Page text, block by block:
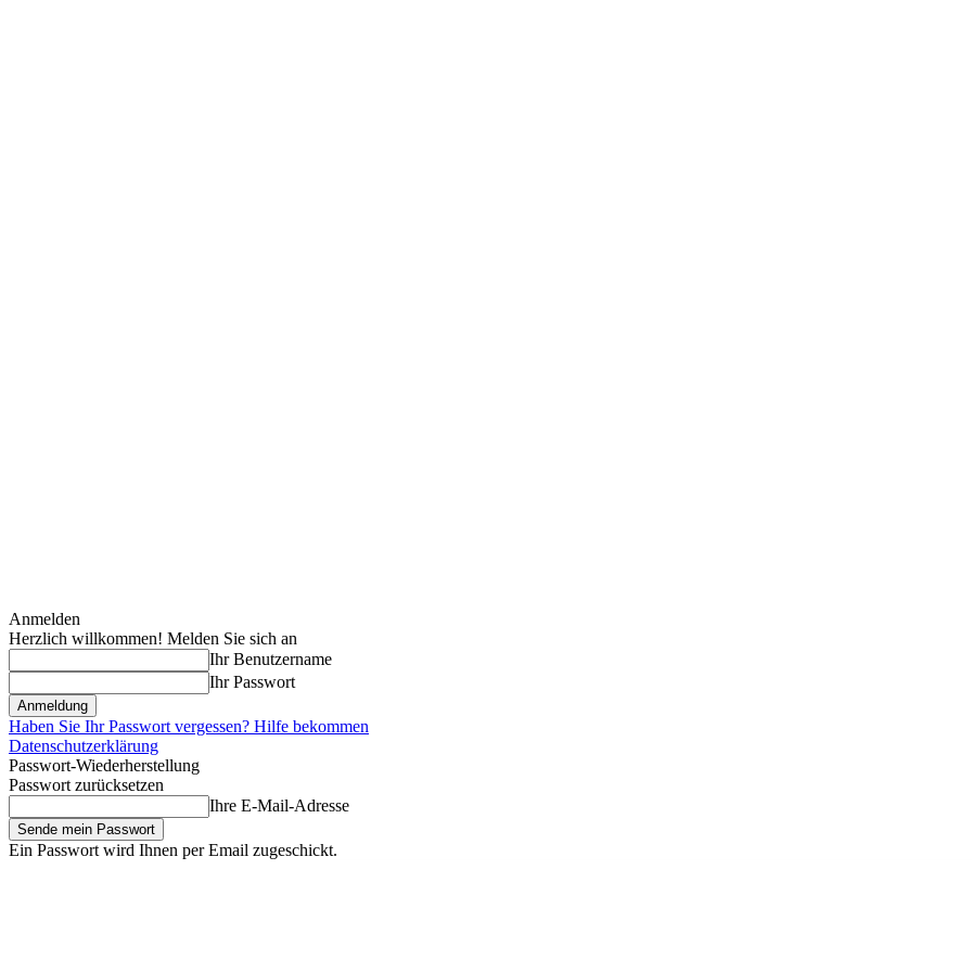
Anmelden
Herzlich willkommen! Melden Sie sich an
Ihr Benutzername
Ihr Passwort
Haben Sie Ihr Passwort vergessen? Hilfe bekommen
Datenschutzerklärung
Passwort-Wiederherstellung
Passwort zurücksetzen
Ihre E-Mail-Adresse
Ein Passwort wird Ihnen per Email zugeschickt.